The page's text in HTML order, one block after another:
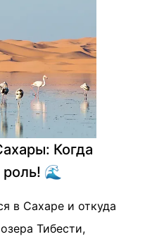
Когда
🌊
в Сахаре и откуда
Тибести,